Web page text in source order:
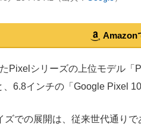
Amazon
Pixelシリーズの上位モデル「
、6.8インチの「Google Pixel
での展開は、従来世代通り